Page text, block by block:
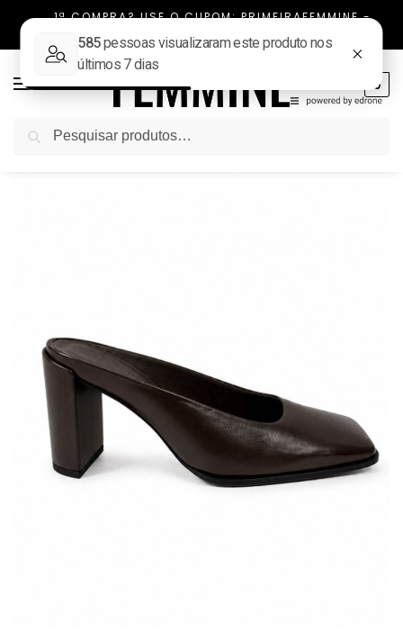
1ª COMPRA? USE O CUPOM: PRIMEIRAFEMMINE -
0
Início / NOVIDADES / Mule Ponta Quadrada Salto Bloco Gabrielle Marrom